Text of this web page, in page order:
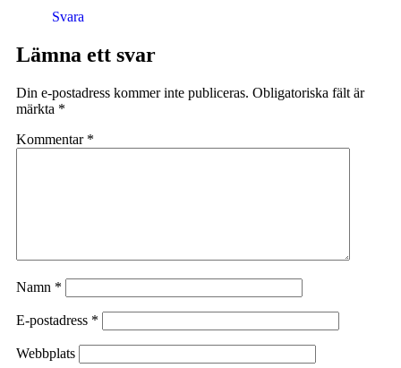
Svara
Lämna ett svar
Din e-postadress kommer inte publiceras. Obligatoriska fält är
märkta *
Kommentar *
Namn *
E-postadress *
Webbplats